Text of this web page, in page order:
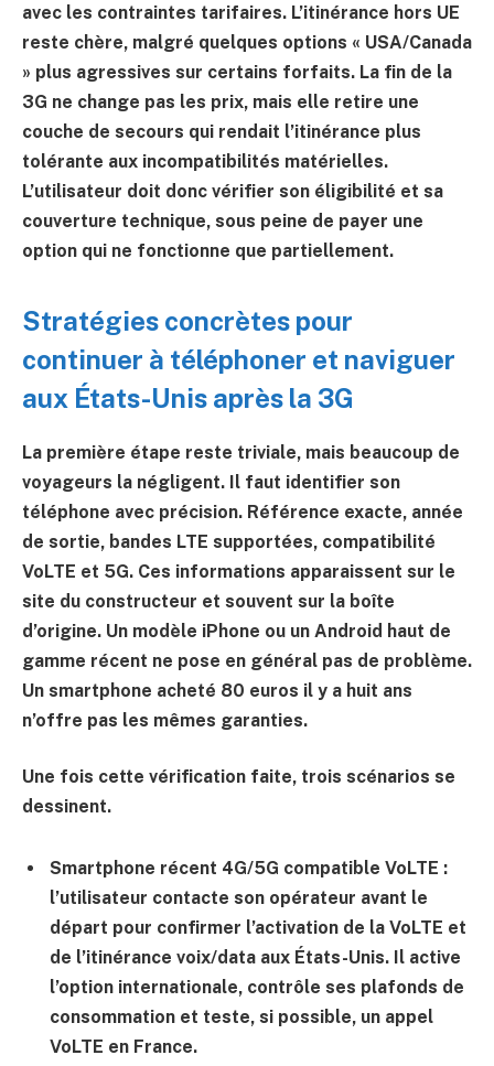
avec les contraintes tarifaires. L’itinérance hors UE
reste chère, malgré quelques options « USA/Canada
» plus agressives sur certains forfaits. La fin de la
3G ne change pas les prix, mais elle retire une
couche de secours qui rendait l’itinérance plus
tolérante aux incompatibilités matérielles.
L’utilisateur doit donc vérifier son éligibilité et sa
couverture technique, sous peine de payer une
option qui ne fonctionne que partiellement.
Stratégies concrètes pour
continuer à téléphoner et naviguer
aux États-Unis après la 3G
La première étape reste triviale, mais beaucoup de
voyageurs la négligent. Il faut identifier son
téléphone avec précision. Référence exacte, année
de sortie, bandes LTE supportées, compatibilité
VoLTE et 5G. Ces informations apparaissent sur le
site du constructeur et souvent sur la boîte
d’origine. Un modèle iPhone ou un Android haut de
gamme récent ne pose en général pas de problème.
Un smartphone acheté 80 euros il y a huit ans
n’offre pas les mêmes garanties.
Une fois cette vérification faite, trois scénarios se
dessinent.
Smartphone récent 4G/5G compatible VoLTE :
l’utilisateur contacte son opérateur avant le
départ pour confirmer l’activation de la VoLTE et
de l’itinérance voix/data aux États-Unis. Il active
l’option internationale, contrôle ses plafonds de
consommation et teste, si possible, un appel
VoLTE en France.